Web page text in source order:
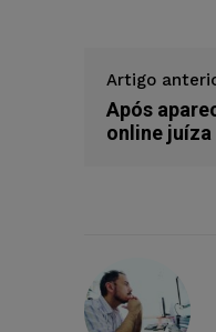
Artigo
Após
online juíza